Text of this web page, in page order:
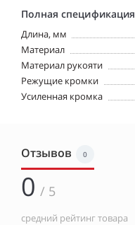
Полная спецификация
Длина, мм
Материал
Материал рукояти
Режущие кромки
Усиленная кромка
Отзывов 0
0 / 5
средний рейтинг товара